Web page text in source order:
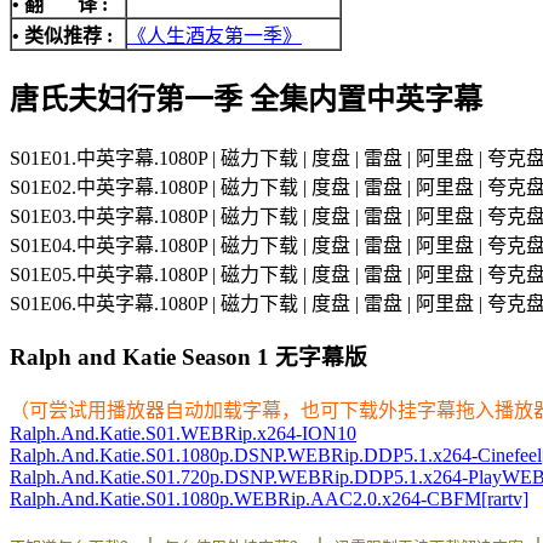
• 类似推荐 :
《人生酒友第一季》
唐氏夫妇行第一季 全集内置中英字幕
S01E01.中英字幕.1080P | 磁力下载 | 度盘 | 雷盘 | 阿里盘 | 夸克
S01E02.中英字幕.1080P | 磁力下载 | 度盘 | 雷盘 | 阿里盘 | 夸克
S01E03.中英字幕.1080P | 磁力下载 | 度盘 | 雷盘 | 阿里盘 | 夸克
S01E04.中英字幕.1080P | 磁力下载 | 度盘 | 雷盘 | 阿里盘 | 夸克
S01E05.中英字幕.1080P | 磁力下载 | 度盘 | 雷盘 | 阿里盘 | 夸克
S01E06.中英字幕.1080P | 磁力下载 | 度盘 | 雷盘 | 阿里盘 | 夸克
Ralph and Katie Season 1 无字幕版
（可尝试用播放器自动加载字幕，也可下载外挂字幕拖入播放
Ralph.And.Katie.S01.WEBRip.x264-ION10
Ralph.And.Katie.S01.1080p.DSNP.WEBRip.DDP5.1.x264-
Ralph.And.Katie.S01.720p.DSNP.WEBRip.DDP5.1.x264-
Ralph.And.Katie.S01.1080p.WEBRip.AAC2.0.x264-CBFM[rartv]